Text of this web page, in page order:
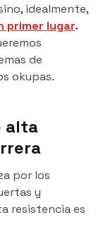
idealmente,
primer lugar.
de
okupas.
alta
por los
y
resistencia es